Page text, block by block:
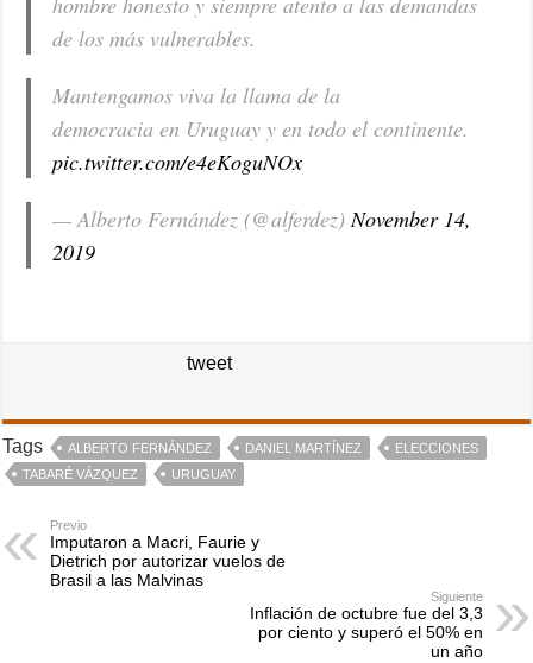
de los más vulnerables.
Mantengamos viva la llama de la
democracia en Uruguay y en todo el continente.
pic.twitter.com/e4eKoguNOx
— Alberto Fernández (@alferdez)November 14,
2019
tweet
Tags ALBERTO FERNÁNDEZ DANIEL MARTÍNEZ
ELECCIONES
TABARÉ VÁZQUEZ
URUGUAY
Previo
Imputaron a Macri, Faurie y
Dietrich por autorizar vuelos de
Brasil a las Malvinas
Siguiente
Inflación de octubre fue del 3,3
por ciento y superó el 50% en
un año